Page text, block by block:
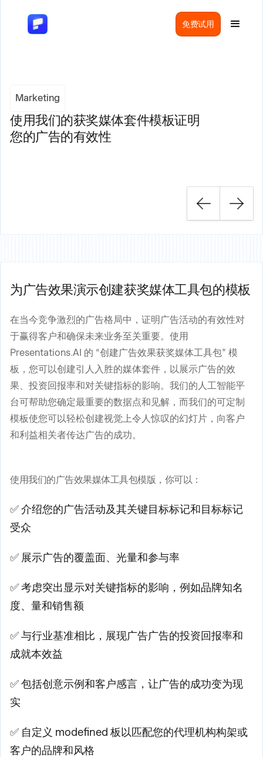
免费试用
Marketing
使用我们的获奖媒体套件模板证明
您的广告的有效性
为广告效果演示创建获奖媒体工具包的模板
在当今竞争激烈的广告格局中，证明广告活动的有效性对
于赢得客户和确保未来业务至关重要。使用
Presentations.AI 的 “创建广告效果获奖媒体工具包” 模
板，您可以创建引人入胜的媒体套件，以展示广告的效
果、投资回报率和对关键指标的影响。我们的人工智能平
台可帮助您确定最重要的数据点和见解，而我们的可定制
模板使您可以轻松创建视觉上令人惊叹的幻灯片，向客户
和利益相关者传达广告的成功。
使用我们的广告效果媒体工具包模版，你可以：
✅ 介绍您的广告活动及其关键目标标记和目标标记
受众
✅ 展示广告的覆盖面、光量和参与率
✅ 考虑突出显示对关键指标的影响，例如品牌知名
度、量和销售额
✅ 与行业基准相比，展现广告广告的投资回报率和
成就本效益
✅ 包括创意示例和客户感言，让广告的成功变为现
实
✅ 自定义 modefined 板以匹配您的代理机构构架或
客户的品牌和风格